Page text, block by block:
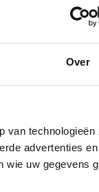
Over
van technologieën
advertenties
wie uw gegevens
aan. Zo kom je
ontwerp zorg je
brengen!